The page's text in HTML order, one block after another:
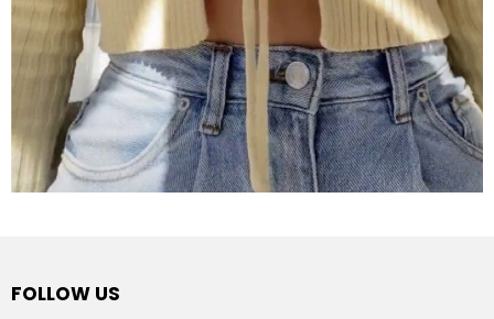
FOLLOW US